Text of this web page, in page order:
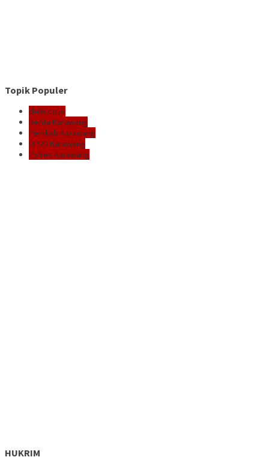
Topik Populer
delik.co.id
Berita Karawang
Pemkab Karawang
DPRD Karawang
Polres Karawang
HUKRIM